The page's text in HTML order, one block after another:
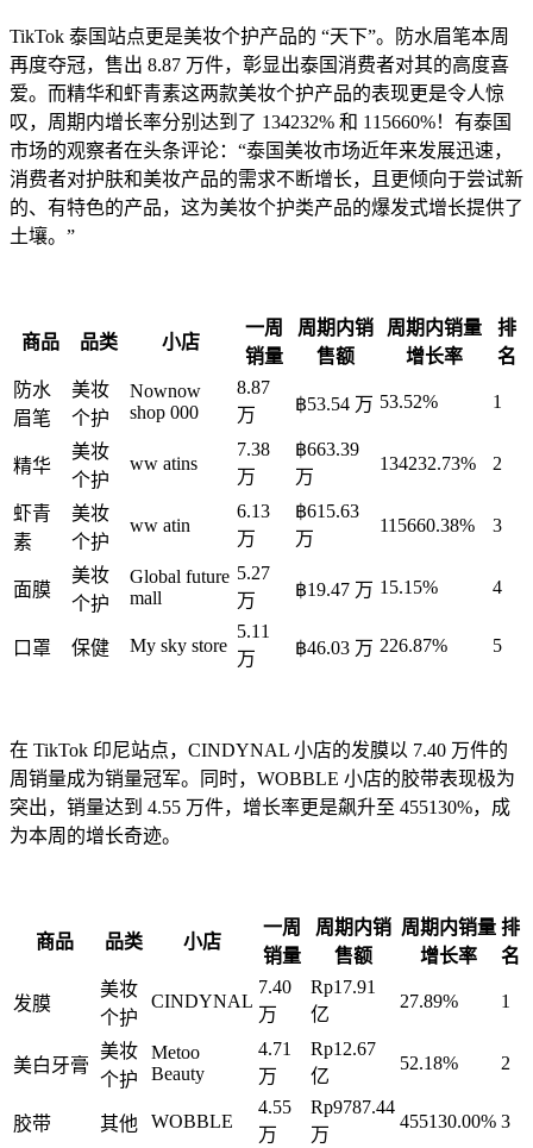
TikTok 泰国站点更是美妆个护产品的 “天下”。防水眉笔本周
再度夺冠，售出 8.87 万件，彰显出泰国消费者对其的高度喜
爱。而精华和虾青素这两款美妆个护产品的表现更是令人惊
叹，周期内增长率分别达到了 134232% 和 115660%！有泰国
市场的观察者在头条评论：“泰国美妆市场近年来发展迅速，
消费者对护肤和美妆产品的需求不断增长，且更倾向于尝试新
的、有特色的产品，这为美妆个护类产品的爆发式增长提供了
土壤。”
商品 品类 小店
一周
销量
周期内销
售额
周期内销量
增长率
排
名
防水
眉笔
美妆
个护
Nownow
shop 000
8.87
万
฿53.54 万 53.52% 1
精华
美妆
个护
ww atins
7.38
万
฿663.39
万
134232.73% 2
虾青
素
美妆
个护
ww atin
6.13
万
฿615.63
万
115660.38% 3
面膜
美妆
个护
Global future
mall
5.27
万
฿19.47 万 15.15% 4
口罩 保健 My sky store
5.11
万
฿46.03 万 226.87% 5
在 TikTok 印尼站点，CINDYNAL 小店的发膜以 7.40 万件的
周销量成为销量冠军。同时，WOBBLE 小店的胶带表现极为
突出，销量达到 4.55 万件，增长率更是飙升至 455130%，成
为本周的增长奇迹。
商品 品类 小店
一周
销量
周期内销
售额
周期内销量
增长率
排
名
发膜
美妆
个护
CINDYNAL
7.40
万
Rp17.91
亿
27.89% 1
美白牙膏
美妆
个护
Metoo
Beauty
4.71
万
Rp12.67
亿
52.18% 2
胶带 其他 WOBBLE
4.55
万
Rp9787.44
万
455130.00% 3